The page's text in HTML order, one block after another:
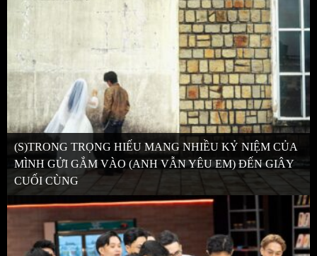
(S)TRONG TRỌNG HIẾU MANG NHIỀU KỶ NIỆM CỦA
MÌNH GỬI GẮM VÀO (ANH VẪN YÊU EM) ĐẾN GIÂY
CUỐI CÙNG